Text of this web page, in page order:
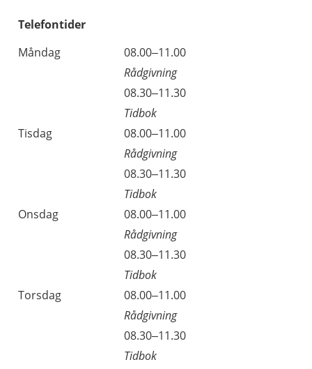
Telefontider
Måndag
08.00–11.00
Rådgivning
08.30–11.30
Tidbok
Tisdag
08.00–11.00
Rådgivning
08.30–11.30
Tidbok
Onsdag
08.00–11.00
Rådgivning
08.30–11.30
Tidbok
Torsdag
08.00–11.00
Rådgivning
08.30–11.30
Tidbok